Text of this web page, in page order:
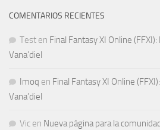
COMENTARIOS RECIENTES
Test en Final Fantasy XI Online
Vana’diel
Imoq en Final Fantasy XI Online
Vana’diel
Vic en Nueva página para la